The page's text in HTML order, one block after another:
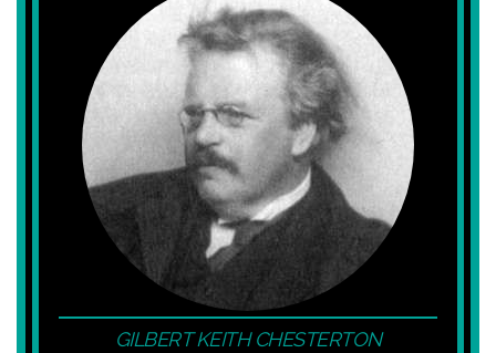
GILBERT KEITH CHESTERTON